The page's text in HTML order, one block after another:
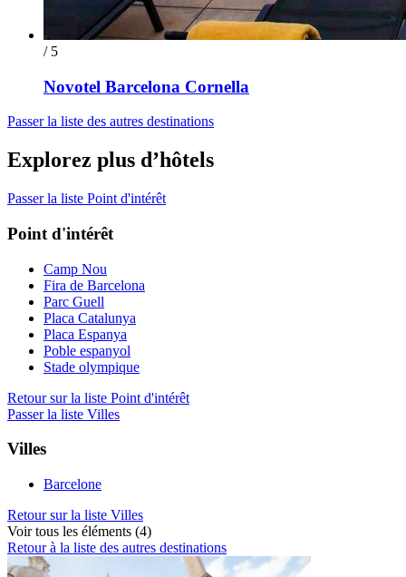
/ 5
Novotel Barcelona Cornella
Passer la liste des autres destinations
Explorez plus d’hôtels
Passer la liste Point d'intérêt
Point d'intérêt
Camp Nou
Fira de Barcelona
Parc Guell
Placa Catalunya
Placa Espanya
Poble espanyol
Stade olympique
Retour sur la liste Point d'intérêt
Passer la liste Villes
Villes
Barcelone
Retour sur la liste Villes
Voir tous les éléments (4)
Retour à la liste des autres destinations